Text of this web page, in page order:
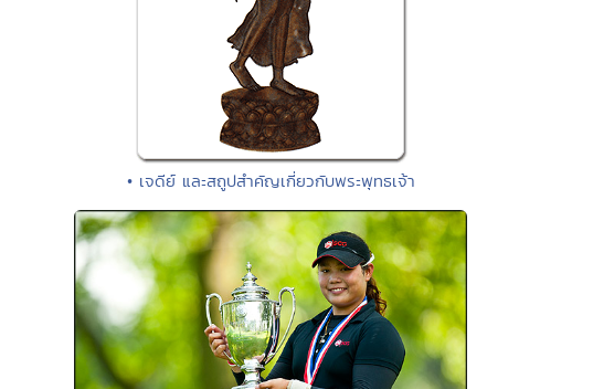
• เจดีย์ และสถูปสำคัญเกี่ยวกับพระพุทธเจ้า